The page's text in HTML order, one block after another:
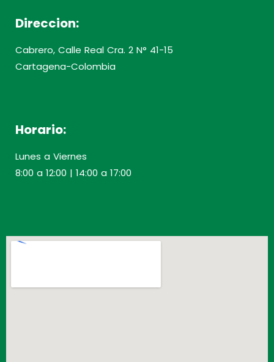
Direccion:
Cabrero, Calle Real Cra. 2 N° 41-15
Cartagena-Colombia
Horario:
Lunes a Viernes
8:00 a 12:00 | 14:00 a 17:00